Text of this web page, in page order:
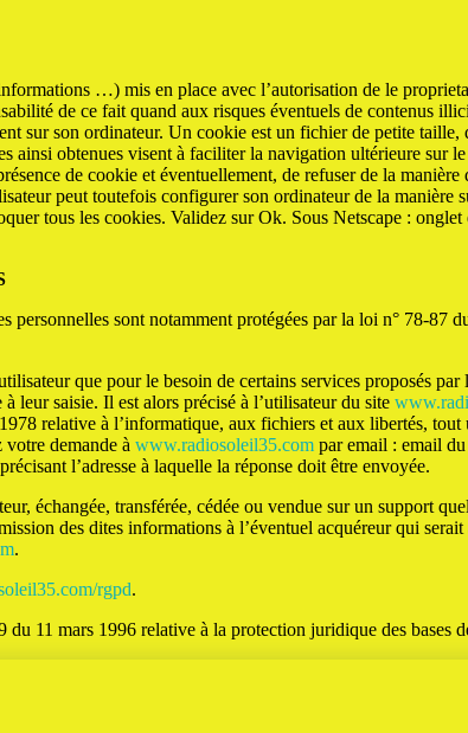
…) mis en place avec l’autorisation de le
de ce fait quand aux risques éventuels de contenus
sur son ordinateur. Un cookie est un fichier de petite
ainsi obtenues visent à faciliter la navigation ultérieure sur
de cookie et éventuellement, de refuser de la manière
peut toutefois configurer son ordinateur de la manière
tous les cookies. Validez sur Ok. Sous Netscape :
personnelles sont notamment protégées par la loi n° 78-87
que pour le besoin de certains services proposés par
leur saisie. Il est alors précisé à l’utilisateur du site
relative à l’informatique, aux fichiers et aux libertés, tout
votre demande à www.radiosoleil35.com par email : email
l’adresse à laquelle la réponse doit être envoyée.
échangée, transférée, cédée ou vendue sur un support
des dites informations à l’éventuel acquéreur qui
.
rgpd.
11 mars 1996 relative à la protection juridique des bases